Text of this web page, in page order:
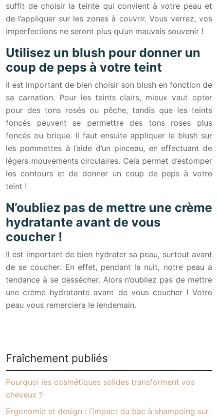
suffit de choisir la teinte qui convient à votre peau et
de l’appliquer sur les zones à couvrir. Vous verrez, vos
imperfections ne seront plus qu’un mauvais souvenir !
Utilisez un blush pour donner un
coup de peps à votre teint
Il est important de bien choisir son blush en fonction de
sa carnation. Pour les teints clairs, mieux vaut opter
pour des tons rosés ou pêche, tandis que les teints
foncés peuvent se permettre des tons roses plus
foncés ou brique. Il faut ensuite appliquer le blush sur
les pommettes à l’aide d’un pinceau, en effectuant de
légers mouvements circulaires. Cela permet d’estomper
les contours et de donner un coup de peps à votre
teint !
N’oubliez pas de mettre une crème
hydratante avant de vous
coucher !
Il est important de bien hydrater sa peau, surtout avant
de se coucher. En effet, pendant la nuit, notre peau a
tendance à se dessécher. Alors n’oubliez pas de mettre
une crème hydratante avant de vous coucher ! Votre
peau vous remerciera le lendemain.
Fraîchement publiés
Pourquoi les cosmétiques solides transforment vos
cheveux ?
Ergonomie et design : l’impact du bac à shampoing sur